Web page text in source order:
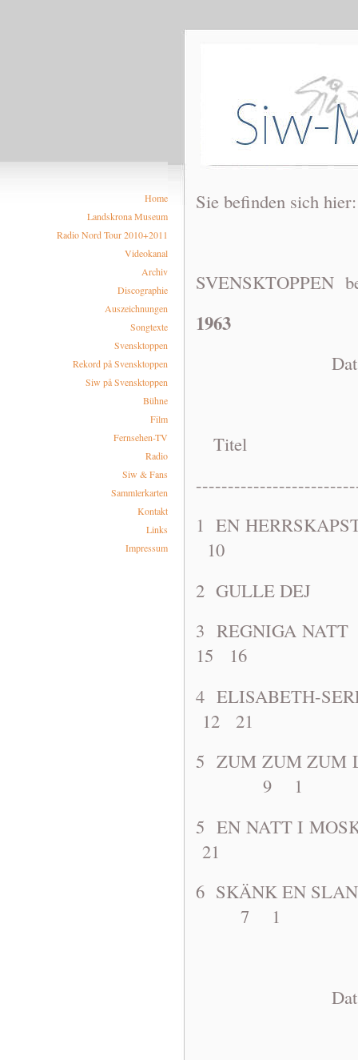
Home
Landskrona Museum
Radio Nord Tour 2010+2011
Videokanal
Archiv
Discographie
Auszeichnungen
Songtexte
Svensktoppen
Rekord på Svensktoppen
Siw på Svensktoppen
Bühne
Film
Fernsehen-TV
Radio
Siw & Fans
Sammlerkarten
Kontakt
Links
Impressum
Sie befinden sich
SVENSKTOPPEN
1963
Dat: 1963-
Titel
1 EN
10
2 GULLE
3
15 16
4
12 21
5 ZUM ZUM
9 1
5 EN
21
6 SKÄNK EN
7 1
Dat: 1963-